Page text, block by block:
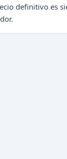
definitivo es